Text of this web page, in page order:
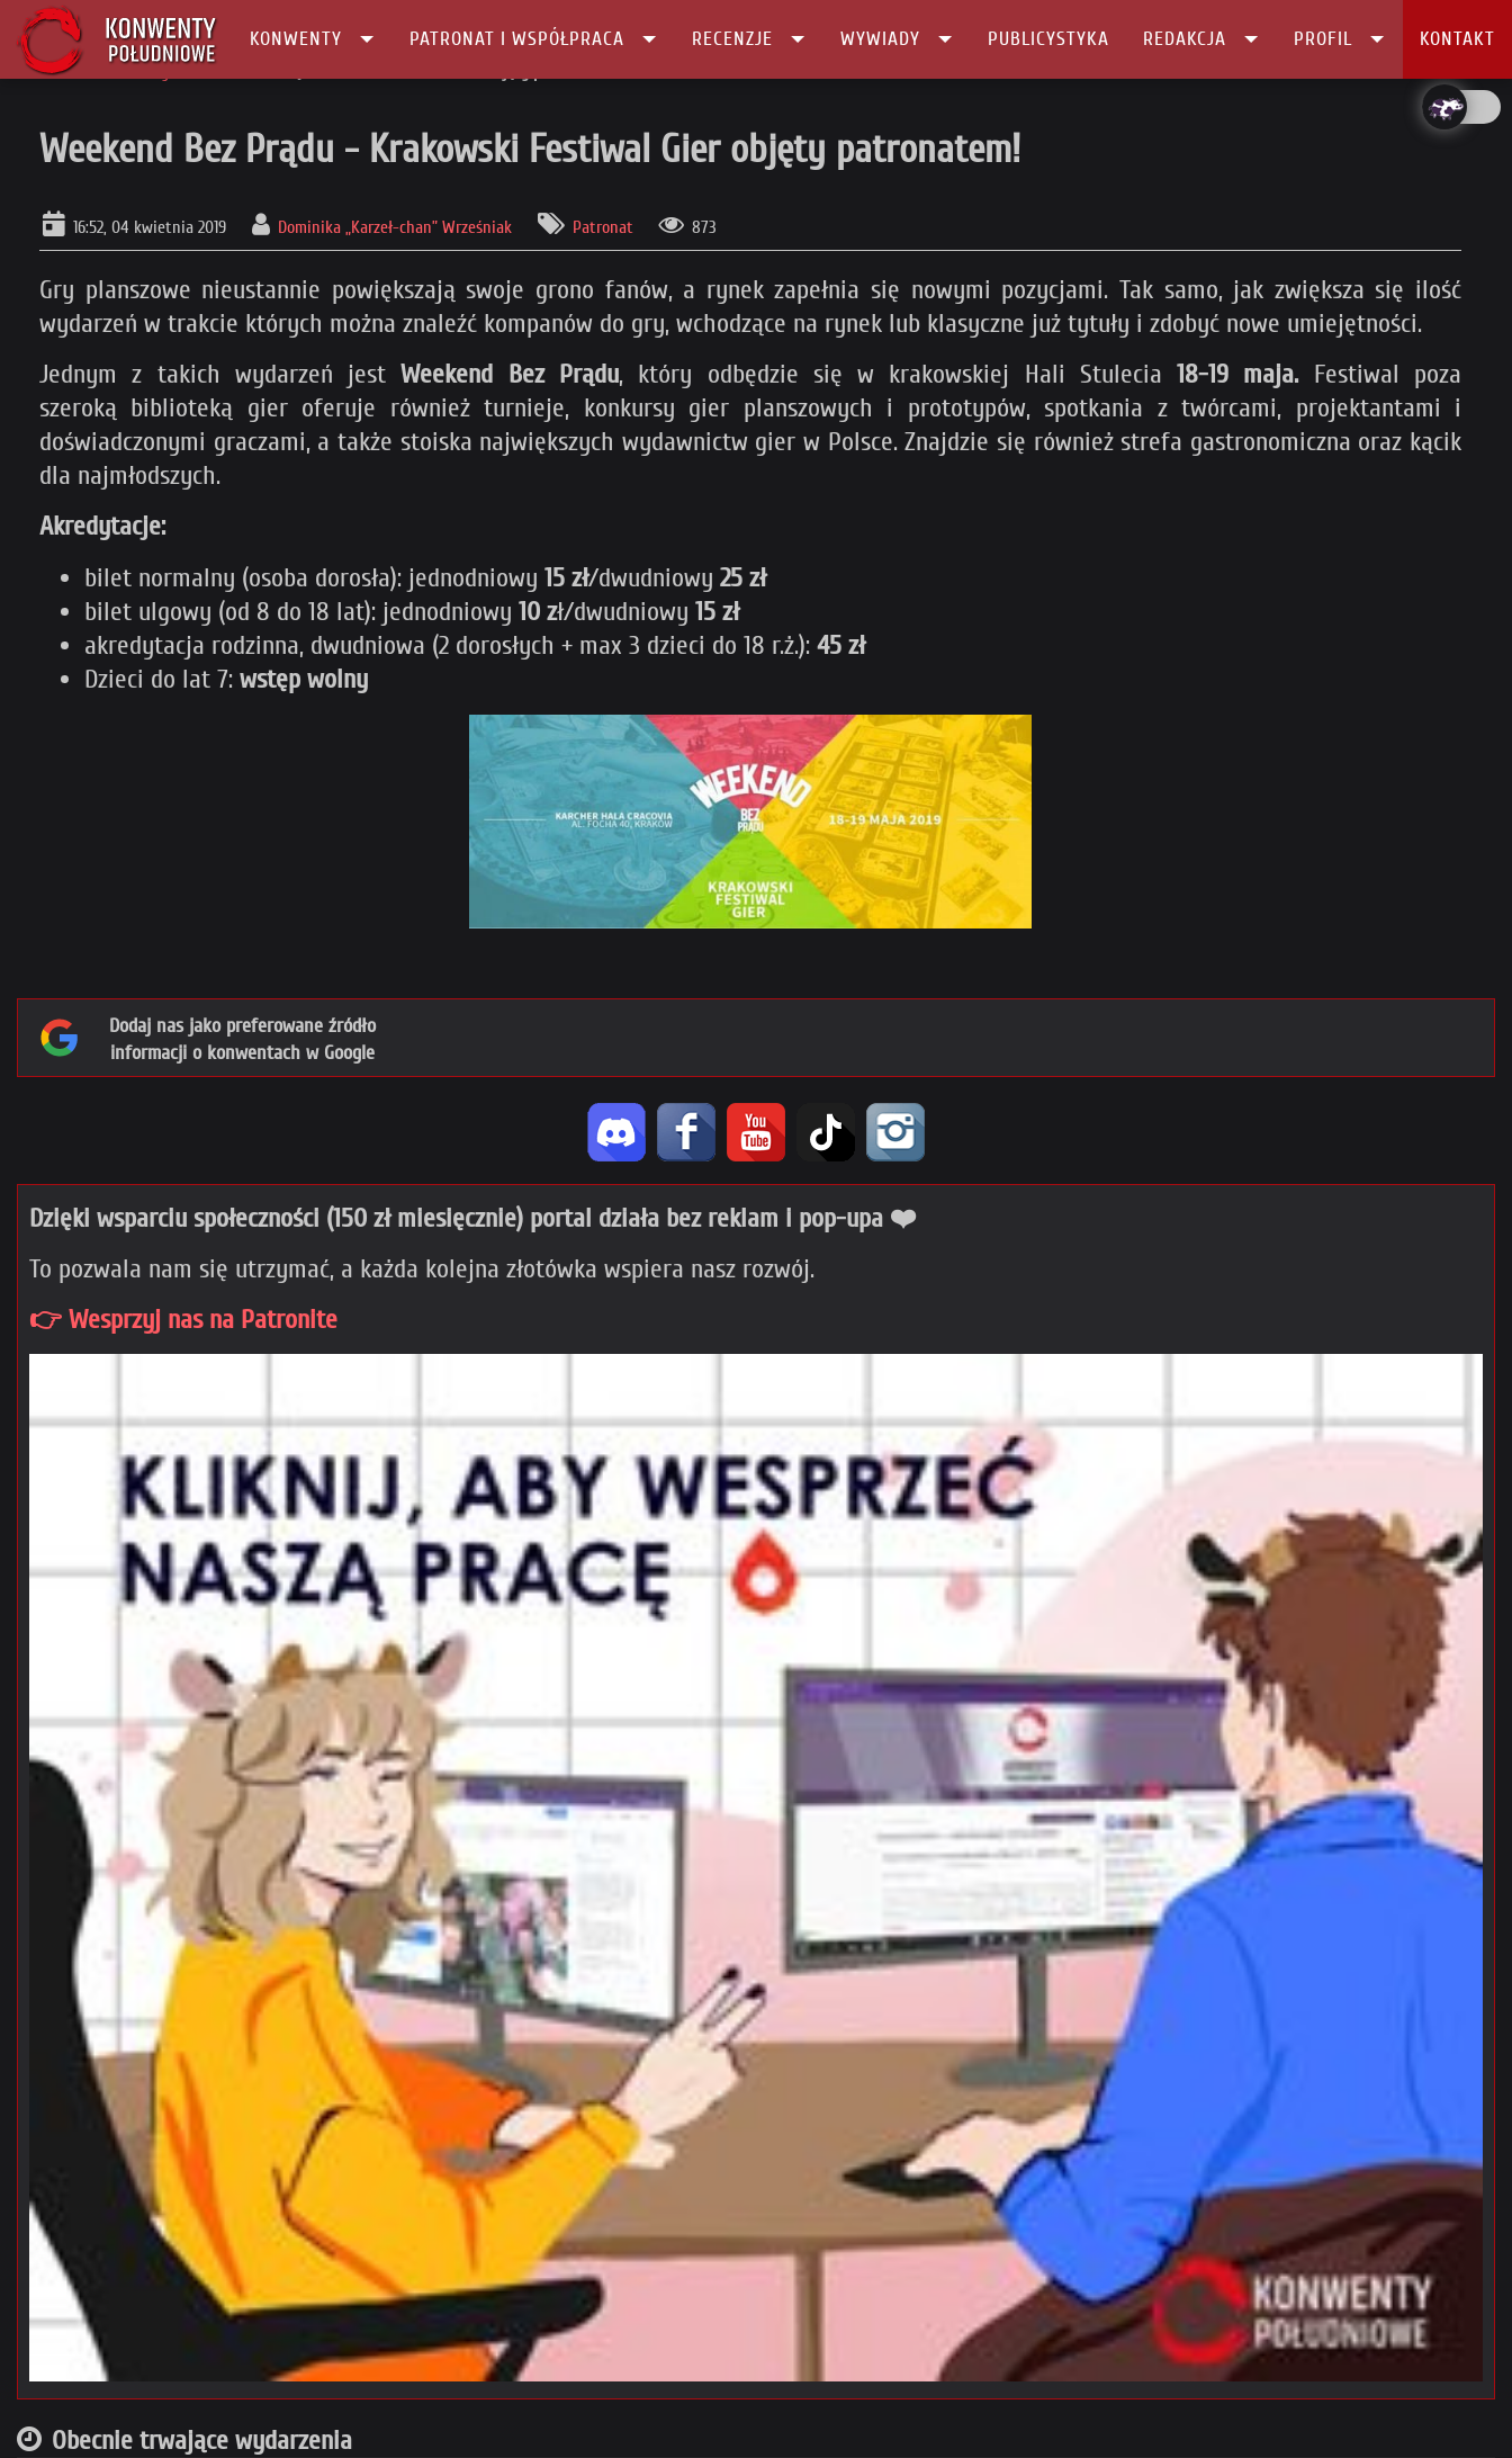
KONWENTY PATRONAT I WSPÓŁPRACA RECENZJE WYWIADY PUBLICYSTYKA REDAKCJA PROFIL KONTAKT
Główna
Weekend Bez Prądu - Krakowski Festiwal Gier objęty patronatem!
16:52, 04 kwietnia 2019 Dominika „Karzeł-chan” Wrześniak Patronat 873
Gry planszowe nieustannie powiększają swoje grono fanów, a rynek zapełnia się nowymi pozycjami. Tak samo, jak zwiększa się ilość
wydarzeń w trakcie których można znaleźć kompanów do gry, wchodzące na rynek lub klasyczne już tytuły i zdobyć nowe umiejętności.
Jednym z takich wydarzeń jestWeekend Bez Prądu, który odbędzie się w krakowskiej Hali Stulecia18-19 maja. Festiwal poza
szeroką biblioteką gier oferuje również turnieje, konkursy gier planszowych i prototypów, spotkania z twórcami, projektantami i
doświadczonymi graczami, a także stoiska największych wydawnictw gier w Polsce. Znajdzie się również strefa gastronomiczna oraz kącik
dla najmłodszych.
Akredytacje:
bilet normalny (osoba dorosła): jednodniowy 15 zł/dwudniowy 25 zł
bilet ulgowy (od 8 do 18 lat): jednodniowy 10 zł/dwudniowy 15 zł
akredytacja rodzinna, dwudniowa (2 dorosłych + max 3 dzieci do 18 r.ż.): 45 zł
Dzieci do lat 7: wstęp wolny
Dodaj nas jako preferowane źródło
informacji o konwentach w Google
Dzięki wsparciu społeczności (150 zł miesięcznie) portal działa bez reklam i pop-upa ❤️
To pozwala nam się utrzymać, a każda kolejna złotówka wspiera nasz rozwój.
👉 Wesprzyj nas na Patronite
Obecnie trwające wydarzenia